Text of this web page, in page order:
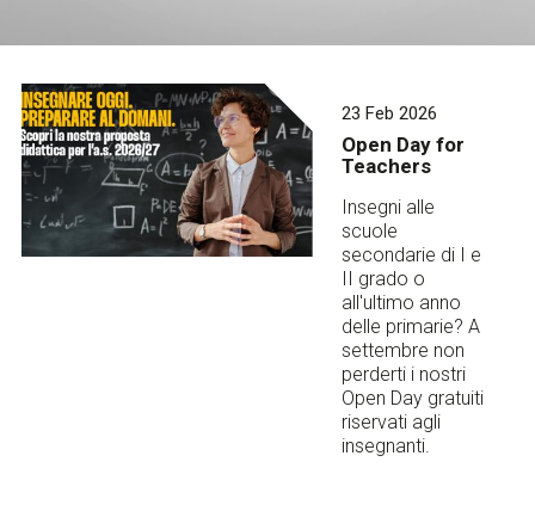
Contact us
FAQs
23 Feb 2026
Open Day for
Teachers
Insegni alle
scuole
secondarie di I e
II grado o
all'ultimo anno
delle primarie? A
settembre non
perderti i nostri
Open Day gratuiti
riservati agli
insegnanti.